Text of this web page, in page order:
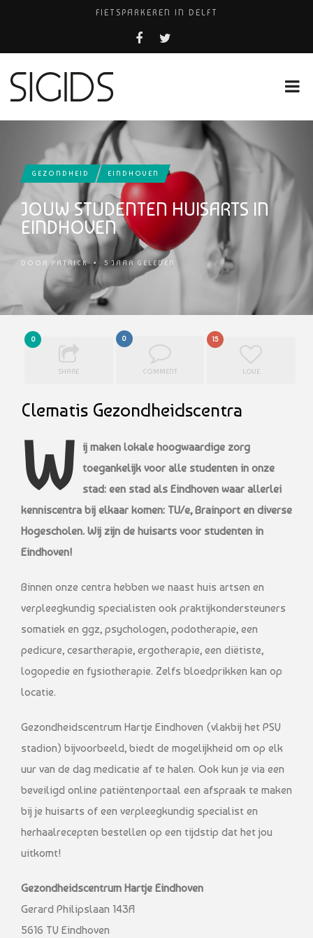
FIETSPARKEREN IN DELFT
PIZZERIA POMPEÏ ￼
COCKTAILS ON THE SPOT!
GEZONDHEID EINDHOVEN
JOUW STUDENTEN HUISARTS IN
EINDHOVEN
DOOR PATRICK • 5 JAAR GELEDEN
0
SHARE
0
COMMENT
15
LOVE
Clematis Gezondheidscentra
W
ij maken lokale hoogwaardige zorg
toegankelijk voor alle studenten in onze
stad: een stad als Eindhoven waar allerlei
kenniscentra bij elkaar komen: TU/e, Brainport en diverse
Hogescholen. Wij zijn de huisarts voor studenten in
Eindhoven!
Binnen onze centra hebben we naast huis artsen en
verpleegkundig specialisten ook praktijkondersteuners
somatiek en ggz, psychologen, podotherapie, een
pedicure, cesartherapie, ergotherapie, een diëtiste,
logopedie en fysiotherapie. Zelfs bloedprikken kan op
locatie.
Gezondheidscentrum Hartje Eindhoven (vlakbij het PSV
stadion) bijvoorbeeld, biedt de mogelijkheid om op elk
uur van de dag medicatie af te halen. Ook kun je via een
beveiligd online patiëntenportaal een afspraak te maken
bij je huisarts of een verpleegkundig specialist en
herhaalrecepten bestellen op een tijdstip dat het jou
uitkomt!
Gezondheidscentrum Hartje Eindhoven
Gerard Philipslaan 143A
5616 TV Eindhoven